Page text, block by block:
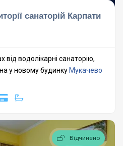
санаторій Карпати
водолікарні санаторію,
у новому будинкуМукачево
Відчинено